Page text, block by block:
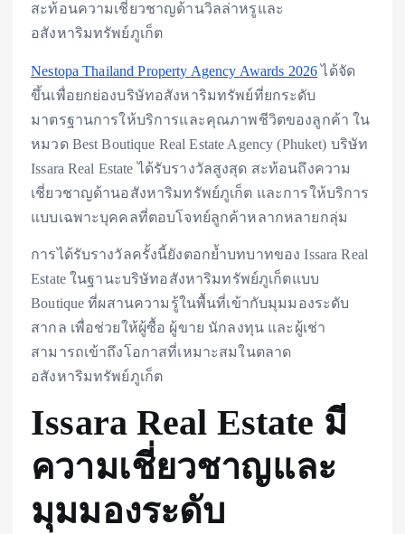
สะท้อนความเชี่ยวชาญด้านวิลล่าหรูและ
อสังหาริมทรัพย์ภูเก็ต
Nestopa Thailand Property Agency Awards 2026ได้จัด
ขึ้นเพื่อยกย่องบริษัทอสังหาริมทรัพย์ที่ยกระดับ
มาตรฐานการให้บริการและคุณภาพชีวิตของลูกค้า ใน
หมวด Best Boutique Real Estate Agency (Phuket) บริษัท
Issara Real Estate ได้รับรางวัลสูงสุด สะท้อนถึงความ
เชี่ยวชาญด้านอสังหาริมทรัพย์ภูเก็ต และการให้บริการ
แบบเฉพาะบุคคลที่ตอบโจทย์ลูกค้าหลากหลายกลุ่ม
การได้รับรางวัลครั้งนี้ยังตอกย้ำบทบาทของ Issara Real
Estate ในฐานะบริษัทอสังหาริมทรัพย์ภูเก็ตแบบ
Boutique ที่ผสานความรู้ในพื้นที่เข้ากับมุมมองระดับ
สากล เพื่อช่วยให้ผู้ซื้อ ผู้ขาย นักลงทุน และผู้เช่า
สามารถเข้าถึงโอกาสที่เหมาะสมในตลาด
อสังหาริมทรัพย์ภูเก็ต
Issara Real Estate มี
ความเชี่ยวชาญและ
มุมมองระดับ